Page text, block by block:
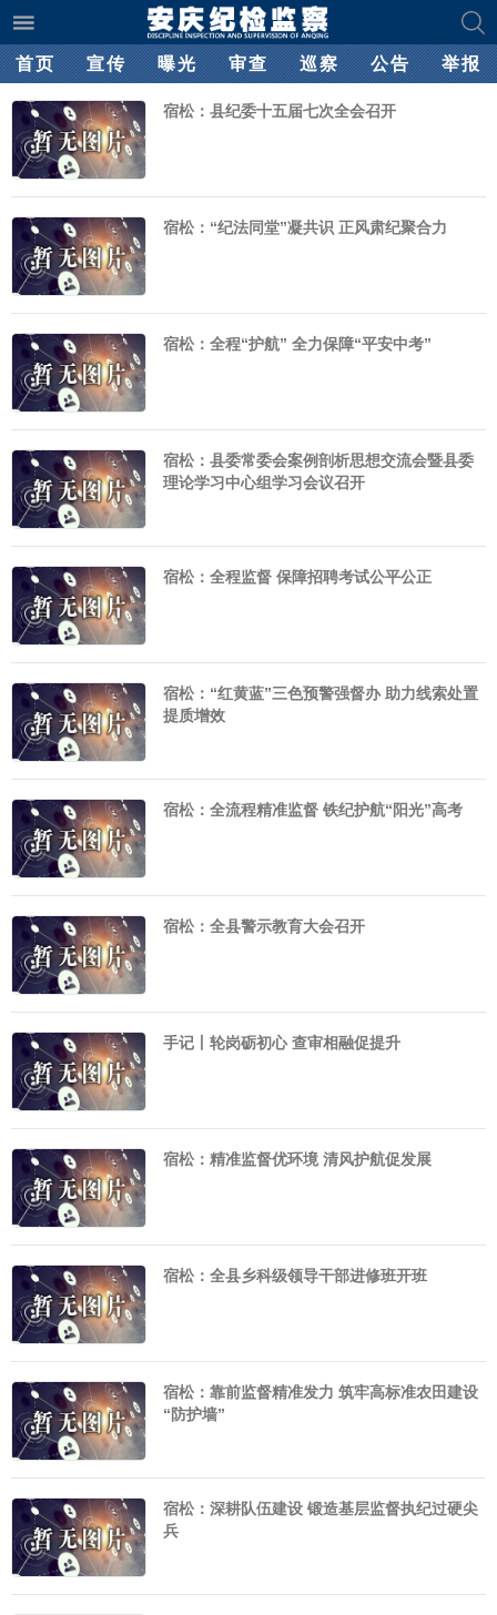
首页 宣传 曝光 审查 巡察 公告 举报
宿松：县纪委十五届七次全会召开
宿松：“纪法同堂”凝共识 正风肃纪聚合力
宿松：全程“护航” 全力保障“平安中考”
宿松：县委常委会案例剖析思想交流会暨县委
理论学习中心组学习会议召开
宿松：全程监督 保障招聘考试公平公正
宿松：“红黄蓝”三色预警强督办 助力线索处置
提质增效
宿松：全流程精准监督 铁纪护航“阳光”高考
宿松：全县警示教育大会召开
手记丨轮岗砺初心 查审相融促提升
宿松：精准监督优环境 清风护航促发展
宿松：全县乡科级领导干部进修班开班
宿松：靠前监督精准发力 筑牢高标准农田建设
“防护墙”
宿松：深耕队伍建设 锻造基层监督执纪过硬尖
兵